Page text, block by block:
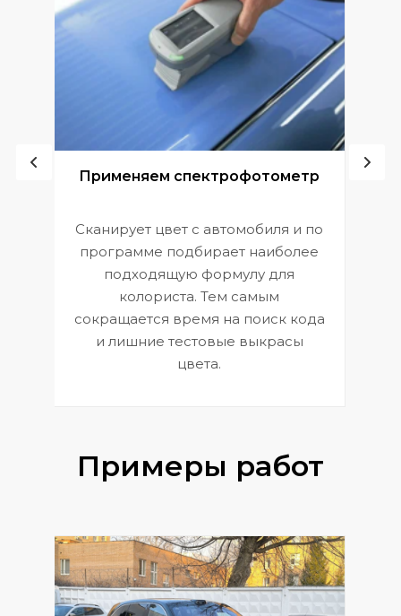
Применяем спектрофотометр
Сканирует цвет с автомобиля и по
программе подбирает наиболее
подходящую формулу для
колориста. Тем самым
сокращается время на поиск кода
и лишние тестовые выкрасы
цвета.
Примеры работ